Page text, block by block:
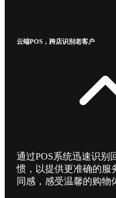
云端POS，跨店识别老客户
通过POS系统迅速识别
惯，以提供更准确的服
同感，感受温馨的购物